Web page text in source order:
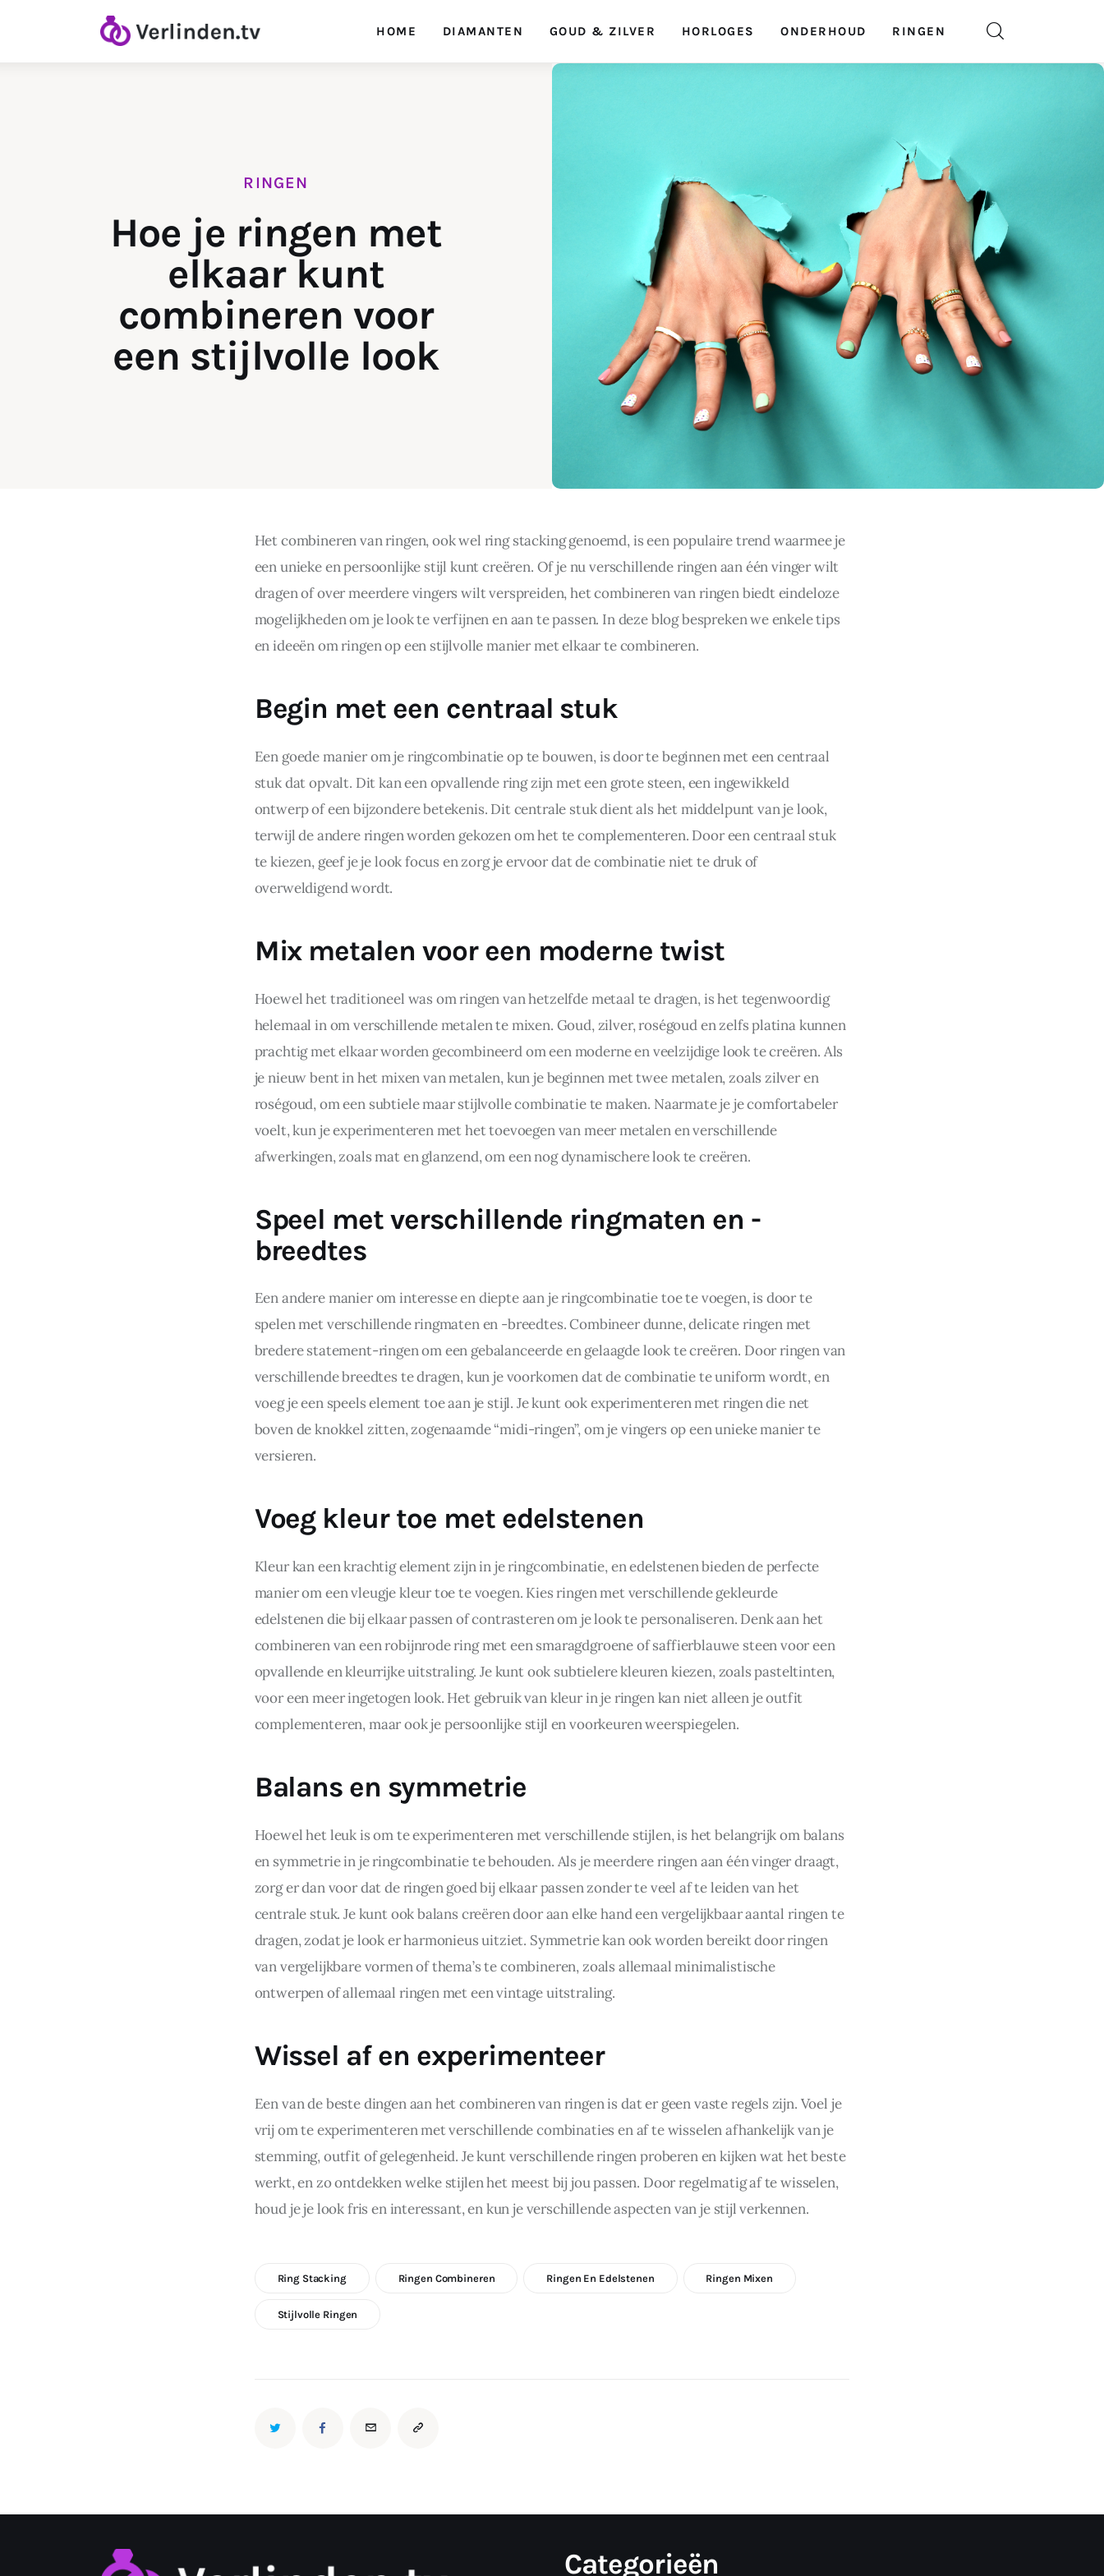
HOME DIAMANTEN GOUD & ZILVER HORLOGES ONDERHOUD RINGEN
RINGEN
Hoe je ringen met
elkaar kunt
combineren voor
een stijlvolle look
Het combineren van ringen, ook wel ring stacking genoemd, is een populaire trend waarmee je
een unieke en persoonlijke stijl kunt creëren. Of je nu verschillende ringen aan één vinger wilt
dragen of over meerdere vingers wilt verspreiden, het combineren van ringen biedt eindeloze
mogelijkheden om je look te verfijnen en aan te passen. In deze blog bespreken we enkele tips
en ideeën om ringen op een stijlvolle manier met elkaar te combineren.
Begin met een centraal stuk
Een goede manier om je ringcombinatie op te bouwen, is door te beginnen met een centraal
stuk dat opvalt. Dit kan een opvallende ring zijn met een grote steen, een ingewikkeld
ontwerp of een bijzondere betekenis. Dit centrale stuk dient als het middelpunt van je look,
terwijl de andere ringen worden gekozen om het te complementeren. Door een centraal stuk
te kiezen, geef je je look focus en zorg je ervoor dat de combinatie niet te druk of
overweldigend wordt.
Mix metalen voor een moderne twist
Hoewel het traditioneel was om ringen van hetzelfde metaal te dragen, is het tegenwoordig
helemaal in om verschillende metalen te mixen. Goud, zilver, roségoud en zelfs platina kunnen
prachtig met elkaar worden gecombineerd om een moderne en veelzijdige look te creëren. Als
je nieuw bent in het mixen van metalen, kun je beginnen met twee metalen, zoals zilver en
roségoud, om een subtiele maar stijlvolle combinatie te maken. Naarmate je je comfortabeler
voelt, kun je experimenteren met het toevoegen van meer metalen en verschillende
afwerkingen, zoals mat en glanzend, om een nog dynamischere look te creëren.
Speel met verschillende ringmaten en -
breedtes
Een andere manier om interesse en diepte aan je ringcombinatie toe te voegen, is door te
spelen met verschillende ringmaten en -breedtes. Combineer dunne, delicate ringen met
bredere statement-ringen om een gebalanceerde en gelaagde look te creëren. Door ringen van
verschillende breedtes te dragen, kun je voorkomen dat de combinatie te uniform wordt, en
voeg je een speels element toe aan je stijl. Je kunt ook experimenteren met ringen die net
boven de knokkel zitten, zogenaamde “midi-ringen”, om je vingers op een unieke manier te
versieren.
Voeg kleur toe met edelstenen
Kleur kan een krachtig element zijn in je ringcombinatie, en edelstenen bieden de perfecte
manier om een vleugje kleur toe te voegen. Kies ringen met verschillende gekleurde
edelstenen die bij elkaar passen of contrasteren om je look te personaliseren. Denk aan het
combineren van een robijnrode ring met een smaragdgroene of saffierblauwe steen voor een
opvallende en kleurrijke uitstraling. Je kunt ook subtielere kleuren kiezen, zoals pasteltinten,
voor een meer ingetogen look. Het gebruik van kleur in je ringen kan niet alleen je outfit
complementeren, maar ook je persoonlijke stijl en voorkeuren weerspiegelen.
Balans en symmetrie
Hoewel het leuk is om te experimenteren met verschillende stijlen, is het belangrijk om balans
en symmetrie in je ringcombinatie te behouden. Als je meerdere ringen aan één vinger draagt,
zorg er dan voor dat de ringen goed bij elkaar passen zonder te veel af te leiden van het
centrale stuk. Je kunt ook balans creëren door aan elke hand een vergelijkbaar aantal ringen te
dragen, zodat je look er harmonieus uitziet. Symmetrie kan ook worden bereikt door ringen
van vergelijkbare vormen of thema’s te combineren, zoals allemaal minimalistische
ontwerpen of allemaal ringen met een vintage uitstraling.
Wissel af en experimenteer
Een van de beste dingen aan het combineren van ringen is dat er geen vaste regels zijn. Voel je
vrij om te experimenteren met verschillende combinaties en af te wisselen afhankelijk van je
stemming, outfit of gelegenheid. Je kunt verschillende ringen proberen en kijken wat het beste
werkt, en zo ontdekken welke stijlen het meest bij jou passen. Door regelmatig af te wisselen,
houd je je look fris en interessant, en kun je verschillende aspecten van je stijl verkennen.
Ring Stacking Ringen Combineren Ringen En Edelstenen Ringen Mixen
Stijlvolle Ringen
Categorieën